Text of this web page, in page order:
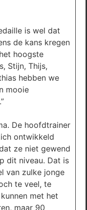
is wel dat
de kans kregen
hoogste
Stijn, Thijs,
hebben we
mooie
De hoofdtrainer
ontwikkeld
ze niet gewend
dit niveau. Dat is
van zulke jonge
te veel, te
met het
maar 90